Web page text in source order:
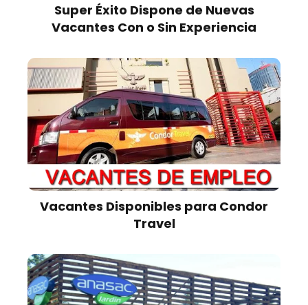
Super Éxito Dispone de Nuevas
Vacantes Con o Sin Experiencia
Vacantes Disponibles para Condor
Travel